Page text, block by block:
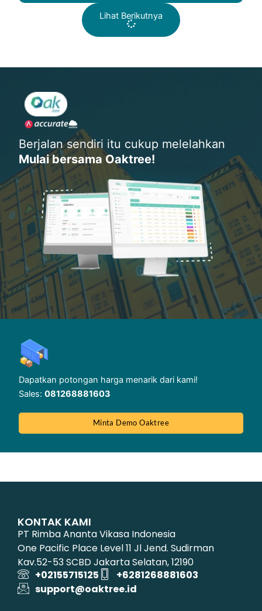
Lihat Berikutnya
Berjalan sendiri itu cukup melelahkan
Mulai bersama Oaktree!
Dapatkan potongan harga menarik dari kami!
Sales: 081268881603
Minta Demo Oaktree
KONTAK KAMI
PT Rimba Ananta Vikasa Indonesia
One Pacific Place Level 11 Jl Jend. Sudirman
Kav.52-53 SCBD Jakarta Selatan, 12190
+02155715125
+6281268881603
support@oaktree.id